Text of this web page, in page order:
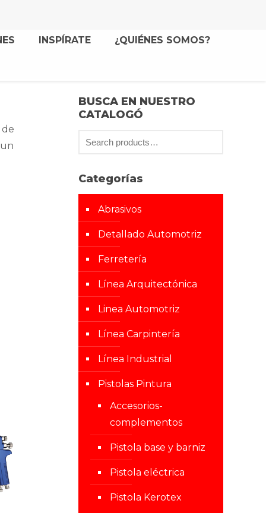
INSPÍRATE ¿QUIÉNES SOMOS?
de
BUSCA EN NUESTRO
CATALOGÓ
Categorías
Abrasivos
Detallado Automotriz
Ferretería
Línea Arquitectónica
Linea Automotriz
Línea Carpintería
Línea Industrial
Pistolas Pintura
Accesorios-
complementos
Pistola base y barniz
Pistola eléctrica
Pistola Kerotex